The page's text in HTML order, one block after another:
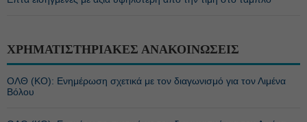
ΧΡΗΜΑΤΙΣΤΗΡΙΑΚΕΣ ΑΝΑΚΟΙΝΩΣΕΙΣ
ΟΛΘ (ΚΟ): Ενημέρωση σχετικά με τον διαγωνισμό για τον Λιμένα
Βόλου